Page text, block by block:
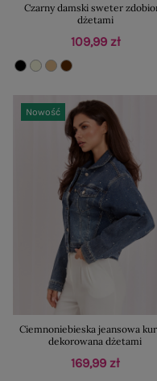
Czarny damski sweter
dżetami
109,99 zł
Nowość
Ciemnoniebieska jeansowa
dekorowana dżetami
169,99 zł